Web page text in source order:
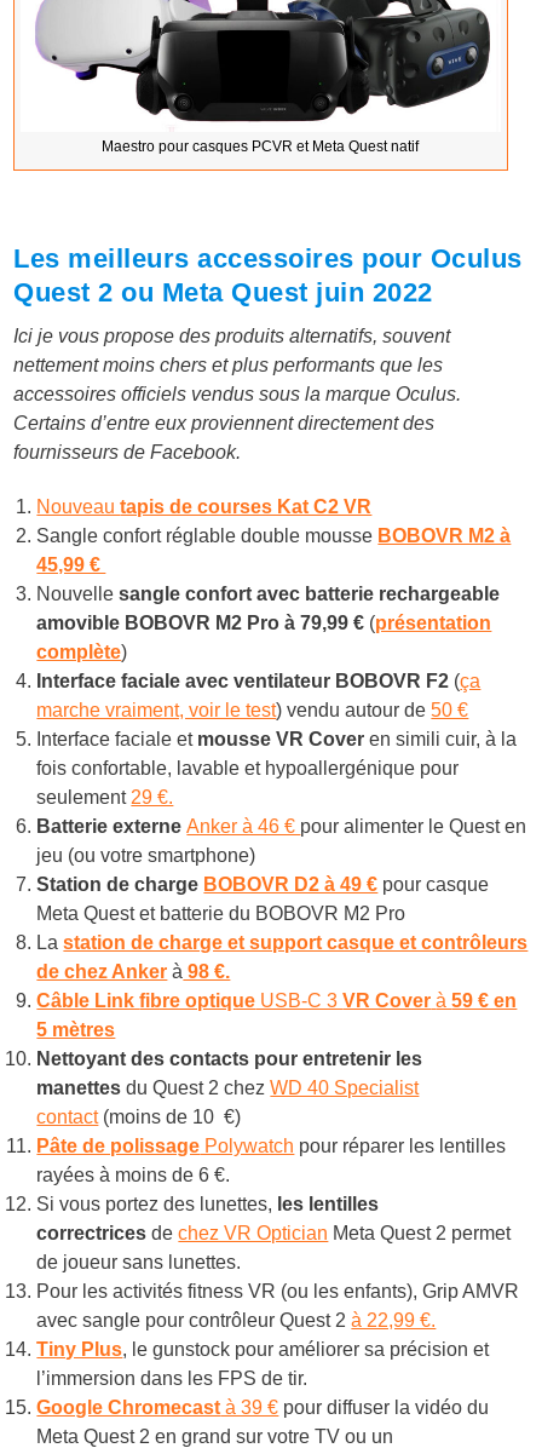
Maestro pour casques PCVR et Meta Quest natif
Les meilleurs accessoires pour Oculus
Quest 2 ou Meta Quest juin 2022
Ici je vous propose des produits alternatifs, souvent
nettement moins chers et plus performants que les
accessoires officiels vendus sous la marque Oculus.
Certains d’entre eux proviennent directement des
fournisseurs de Facebook.
Nouveautapis de courses Kat C2 VR
Sangle confort réglable double mousse BOBOVR M2 à
45,99 €
Nouvellesangle confort avec batterie rechargeable
amovible BOBOVR M2 Pro à79,99 € (présentation
complète)
Interface faciale avec ventilateur BOBOVR F2 (ça
marche vraiment, voir le test) vendu autour de50 €
Interface faciale et mousse VR Cover en simili cuir, à la
fois confortable, lavable et hypoallergénique pour
seulement 29 €.
Batterie externe Anker à 46 € pour alimenter le Quest en
jeu (ou votre smartphone)
Station de charge BOBOVR D2 à 49 € pour casque
Meta Quest et batterie du BOBOVR M2 Pro
Lastation de charge et support casque et contrôleurs
de chez Anker à 98 €.
Câble Linkfibre optique USB-C 3VR Cover à59 € en
5 mètres
Nettoyant des contacts pour entretenir les
manettes du Quest 2 chezWD 40 Specialist
contact(moins de 10 €)
Pâte de polissage Polywatch pour réparer les lentilles
rayées à moins de 6 €.
Si vous portez des lunettes, les lentilles
correctrices dechez VR Optician Meta Quest 2 permet
de joueur sans lunettes.
Pour les activités fitness VR (ou les enfants), Grip AMVR
avec sangle pour contrôleur Quest 2à 22,99 €.
Tiny Plus, le gunstock pour améliorer sa précision et
l’immersion dans les FPS de tir.
Google Chromecast à 39 € pour diffuser la vidéo du
Meta Quest 2 en grand sur votre TV ou un